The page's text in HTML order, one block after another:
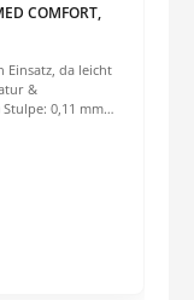
COMFORT,
da leicht
&
Länge: